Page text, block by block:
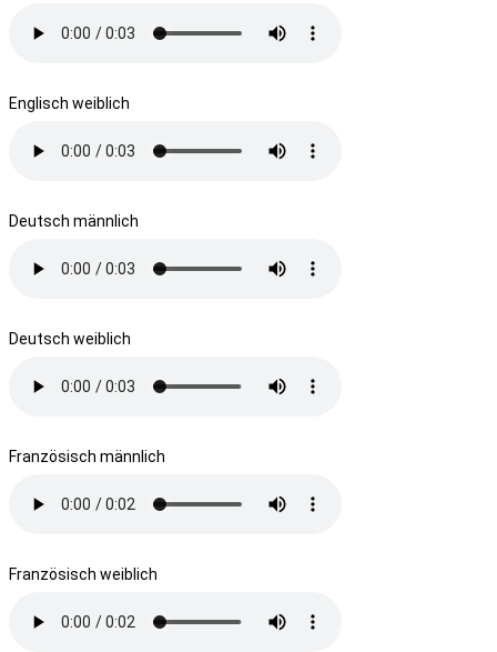
Englisch weiblich
Deutsch männlich
Deutsch weiblich
Französisch männlich
Französisch weiblich